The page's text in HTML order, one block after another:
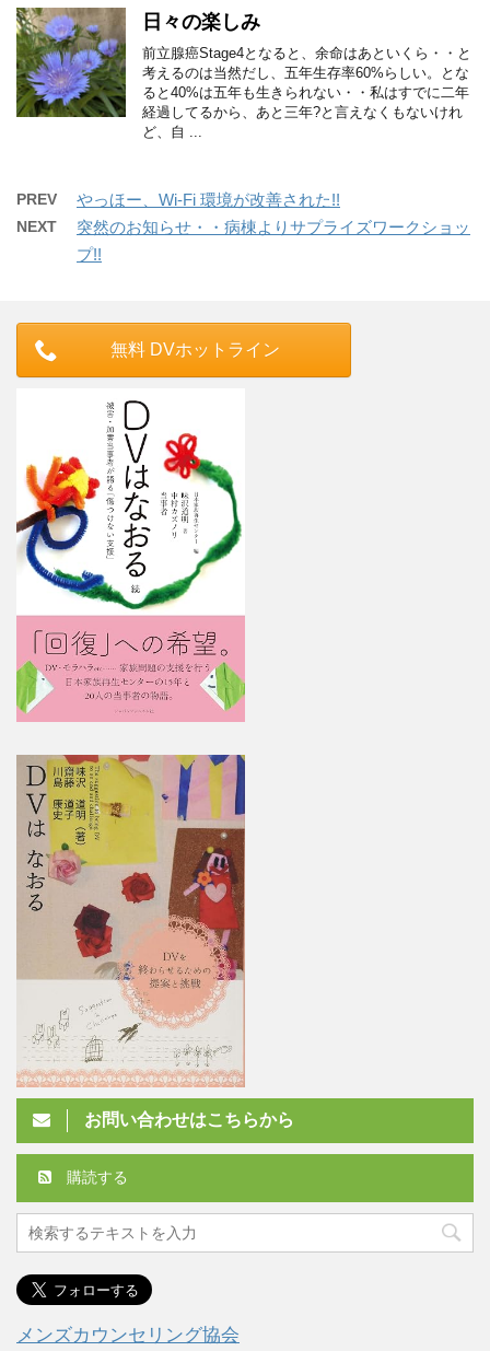
日々の楽しみ
前立腺癌Stage4となると、余命はあといくら・・と
考えるのは当然だし、五年生存率60%らしい。とな
ると40%は五年も生きられない・・私はすでに二年
経過してるから、あと三年?と言えなくもないけれ
ど、自 ...
PREV やっほー、Wi-Fi 環境が改善された!!
NEXT
突然のお知らせ・・病棟よりサプライズワークショッ
プ!!
無料 DVホットライン
お問い合わせはこちらから
購読する
メンズカウンセリング協会